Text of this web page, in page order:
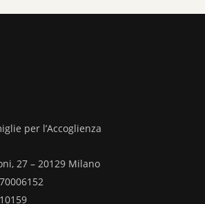
per l’Accoglienza
27 – 20129 Milano